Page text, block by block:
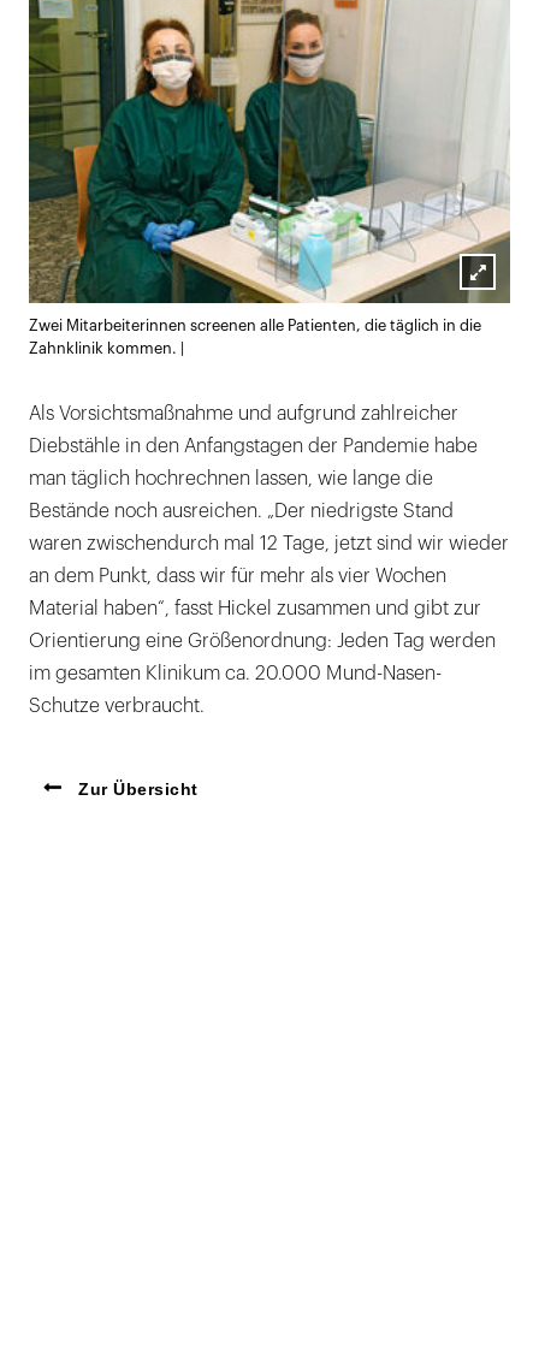
öffnen
Zwei Mitarbeiterinnen screenen alle Patienten, die täglich in die
Zahnklinik kommen. |
Als Vorsichtsmaßnahme und aufgrund zahlreicher
Diebstähle in den Anfangstagen der Pandemie habe
man täglich hochrechnen lassen, wie lange die
Bestände noch ausreichen. „Der niedrigste Stand
waren zwischendurch mal 12 Tage, jetzt sind wir wieder
an dem Punkt, dass wir für mehr als vier Wochen
Material haben“, fasst Hickel zusammen und gibt zur
Orientierung eine Größenordnung: Jeden Tag werden
im gesamten Klinikum ca. 20.000 Mund-Nasen-
Schutze verbraucht.
Zur Übersicht